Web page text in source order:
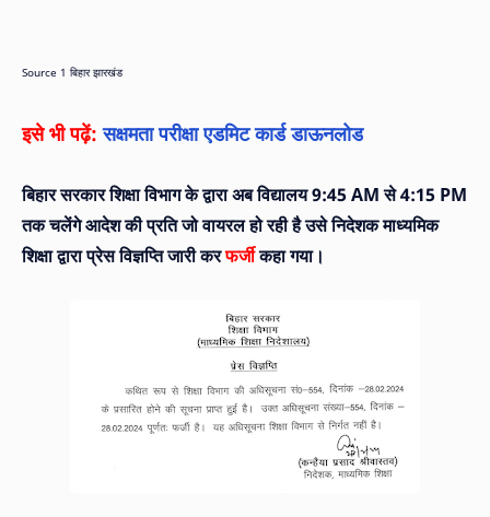
Source 1 बिहार झारखंड
इसे भी पढ़ें: सक्षमता परीक्षा एडमिट कार्ड डाऊनलोड
बिहार सरकार शिक्षा विभाग के द्वारा अब विद्यालय 9:45 AM से 4:15 PM
तक चलेंगे आदेश की प्रति जो वायरल हो रही है उसे निदेशक माध्यमिक
शिक्षा द्वारा प्रेस विज्ञप्ति जारी करफर्जीकहा गया।